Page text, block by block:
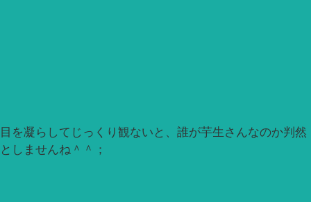
目を凝らしてじっくり観ないと、誰が芋生さんなのか判然
としませんね＾＾；